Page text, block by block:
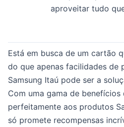
aproveitar tudo
Está em busca de um cartão
do que apenas facilidades de
Samsung Itaú pode ser a
Com uma gama de benefícios
perfeitamente aos produtos
só promete recompensas